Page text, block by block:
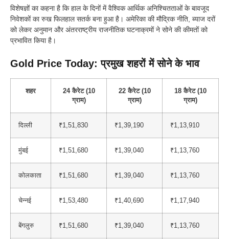
विशेषज्ञों का कहना है कि हाल के दिनों में वैश्विक आर्थिक अनिश्चितताओं के बावजूद
निवेशकों का रुख फिलहाल सतर्क बना हुआ है। अमेरिका की मौद्रिक नीति, ब्याज दरों
को लेकर अनुमान और अंतरराष्ट्रीय राजनीतिक घटनाक्रमों ने सोने की कीमतों को
प्रभावित किया है।
Gold Price Today: प्रमुख शहरों में सोने के भाव
शहर
24 कैरेट (10
ग्राम)
22 कैरेट (10
ग्राम)
18 कैरेट (10
ग्राम)
दिल्ली ₹1,51,830 ₹1,39,190 ₹1,13,910
मुंबई ₹1,51,680 ₹1,39,040 ₹1,13,760
कोलकाता ₹1,51,680 ₹1,39,040 ₹1,13,760
चेन्नई ₹1,53,480 ₹1,40,690 ₹1,17,940
बेंगलुरु ₹1,51,680 ₹1,39,040 ₹1,13,760